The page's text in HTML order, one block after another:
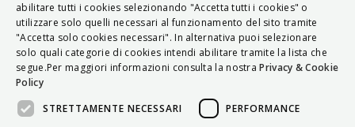
HUNGARIAN
DEUTSCH
POLSKI
PORTUGUÊS
abilitare tutti i cookies selezionando "Accetta tutti i cookies" o
utilizzare solo quelli necessari al funzionamento del sito tramite
"Accetta solo cookies necessari". In alternativa puoi selezionare
solo quali categorie di cookies intendi abilitare tramite la lista che
segue.Per maggiori informazioni consulta la nostra Privacy & Cookie
Policy
STRETTAMENTE NECESSARI
PERFORMANCE